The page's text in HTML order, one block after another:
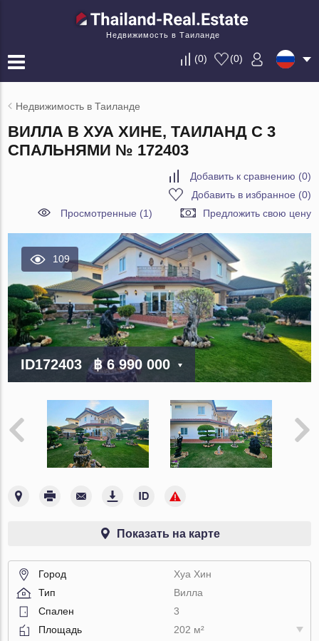
Недвижимость в Таиланде
(0) (0)
Недвижимость в Таиланде
ВИЛЛА В ХУА ХИНЕ, ТАИЛАНД С 3
СПАЛЬНЯМИ № 172403
Добавить к сравнению (0)
Добавить в избранное (0)
Просмотренные (1)
Предложить свою цену
109
ID172403 ฿ 6 990 000
Показать на карте
Город
Хуа Хин
Тип
Вилла
Спален
3
Площадь
202 м²